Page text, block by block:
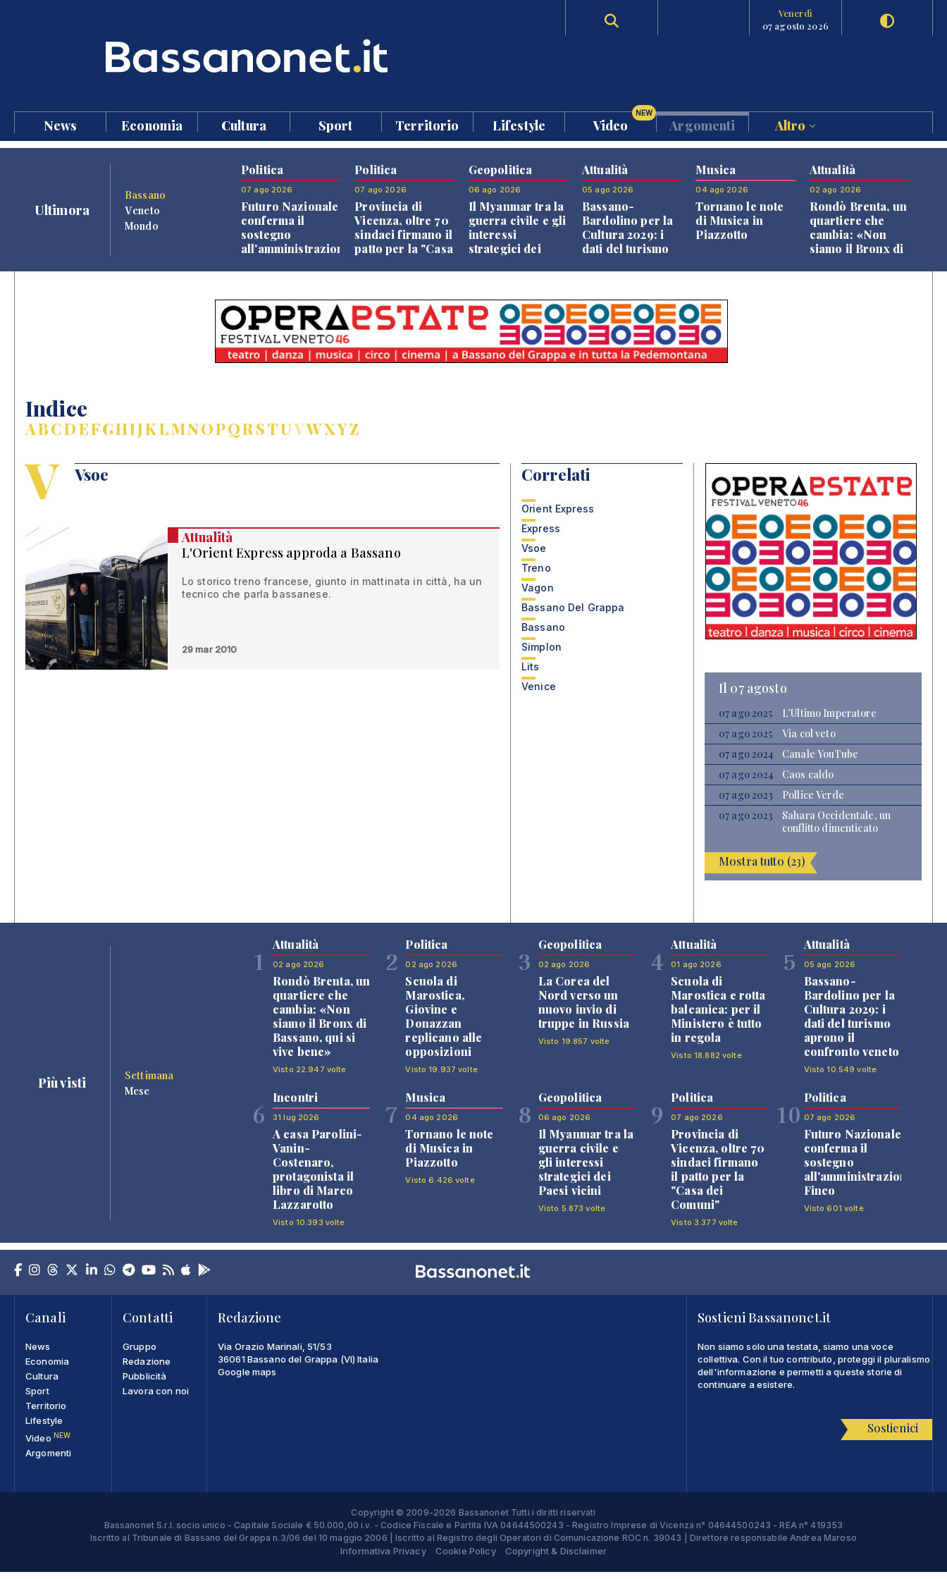
Venerdì
07 agosto 2026
News Economia Cultura Sport Territorio Lifestyle Video
NEW
Argomenti Altro
Ultimora
Bassano
Veneto
Mondo
Politica
07 ago 2026
Futuro Nazionale
conferma il
sostegno
all'amministrazione
Politica
07 ago 2026
Provincia di
Vicenza, oltre 70
sindaci firmano il
patto per la "Casa
Geopolitica
06 ago 2026
Il Myanmar tra la
guerra civile e gli
interessi
strategici dei
Attualità
05 ago 2026
Bassano-
Bardolino per la
Cultura 2029: i
dati del turismo
Musica
04 ago 2026
Tornano le note
di Musica in
Piazzotto
Attualità
02 ago 2026
Rondò Brenta, un
quartiere che
cambia: «Non
siamo il Bronx di
Indice
ABCDEFGHIJKLMNOPQRSTUVWXYZ
V Vsoe
Attualità
L'Orient Express approda a Bassano
Lo storico treno francese, giunto in mattinata in città, ha un
tecnico che parla bassanese.
29 mar 2010
Correlati
Orient Express
Express
Vsoe
Treno
Vagon
Bassano Del Grappa
Bassano
Simplon
Lits
Venice
Il 07 agosto
07 ago 2025
L’Ultimo Imperatore
07 ago 2025
Via col veto
07 ago 2024
Canale YouTube
07 ago 2024
Caos caldo
07 ago 2023
Pollice Verde
07 ago 2023
Sahara Occidentale, un
conflitto dimenticato
Mostra tutto (23)
Più visti
Settimana
Mese
1
Attualità
02 ago 2026
Rondò Brenta, un
quartiere che
cambia: «Non
siamo il Bronx di
Bassano, qui si
vive bene»
Visto 22.947 volte
2
Politica
02 ago 2026
Scuola di
Marostica,
Giovine e
Donazzan
replicano alle
opposizioni
Visto 19.937 volte
3
Geopolitica
02 ago 2026
La Corea del
Nord verso un
nuovo invio di
truppe in Russia
Visto 19.857 volte
4
Attualità
01 ago 2026
Scuola di
Marostica e rotta
balcanica: per il
Ministero è tutto
in regola
Visto 18.882 volte
5
Attualità
05 ago 2026
Bassano-
Bardolino per la
Cultura 2029: i
dati del turismo
aprono il
confronto veneto
Visto 10.549 volte
6
Incontri
31 lug 2026
A casa Parolini-
Vanin-
Costenaro,
protagonista il
libro di Marco
Lazzarotto
Visto 10.393 volte
7
Musica
04 ago 2026
Tornano le note
di Musica in
Piazzotto
Visto 6.426 volte
8
Geopolitica
06 ago 2026
Il Myanmar tra la
guerra civile e
gli interessi
strategici dei
Paesi vicini
Visto 5.873 volte
9
Politica
07 ago 2026
Provincia di
Vicenza, oltre 70
sindaci firmano
il patto per la
"Casa dei
Comuni"
Visto 3.377 volte
10
Politica
07 ago 2026
Futuro Nazionale
conferma il
sostegno
all'amministrazione
Finco
Visto 601 volte
Canali
News
Economia
Cultura
Sport
Territorio
Lifestyle
Video NEW
Argomenti
Contatti
Gruppo
Redazione
Pubblicità
Lavora con noi
Redazione
Via Orazio Marinali, 51/53
36061 Bassano del Grappa (VI) Italia
Google maps
Sostieni Bassanonet.it
Non siamo solo una testata, siamo una voce
collettiva. Con il tuo contributo, proteggi il pluralismo
dell'informazione e permetti a queste storie di
continuare a esistere.
Sostienici
Copyright © 2009-2026 Bassanonet Tutti i diritti riservati
Bassanonet S.r.l. socio unico - Capitale Sociale € 50.000,00 i.v. - Codice Fiscale e Partita IVA 04644500243 - Registro Imprese di Vicenza n° 04644500243 - REA n° 419353
Iscritto al Tribunale di Bassano del Grappa n.3/06 del 10 maggio 2006 | Iscritto al Registro degli Operatori di Comunicazione ROC n. 39043 | Direttore responsabile Andrea Maroso
Informativa Privacy Cookie Policy Copyright & Disclaimer